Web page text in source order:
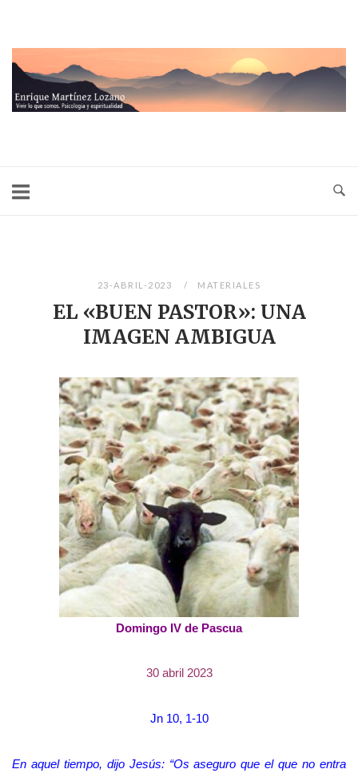
contenido
23-ABRIL-2023 MATERIALES
EL «BUEN PASTOR»: UNA
IMAGEN AMBIGUA
Domingo IV de Pascua
30 abril 2023
Jn 10, 1-10
En aquel tiempo, dijo Jesús: “Os aseguro que el que no entra